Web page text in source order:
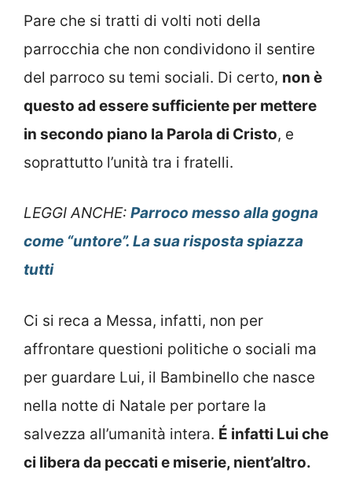
Pare che si tratti di volti noti della
parrocchia che non condividono il sentire
del parroco su temi sociali. Di certo, non è
questo ad essere sufficiente per mettere
in secondo piano la Parola di Cristo, e
soprattutto l’unità tra i fratelli.
LEGGI ANCHE: Parroco messo alla gogna
come “untore”. La sua risposta spiazza
tutti
Ci si reca a Messa, infatti, non per
affrontare questioni politiche o sociali ma
per guardare Lui, il Bambinello che nasce
nella notte di Natale per portare la
salvezza all’umanità intera. É infatti Lui che
ci libera da peccati e miserie, nient’altro.